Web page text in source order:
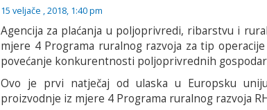
15 veljače , 2018, 1:40 pm
Agencija za plaćanja u poljoprivredi, ribarstvu i
mjere 4 Programa ruralnog razvoja za tip
povećanje konkurentnosti poljoprivrednih
Ovo je prvi natječaj od ulaska u Europsku
proizvodnje iz mjere 4 Programa ruralnog razvoja